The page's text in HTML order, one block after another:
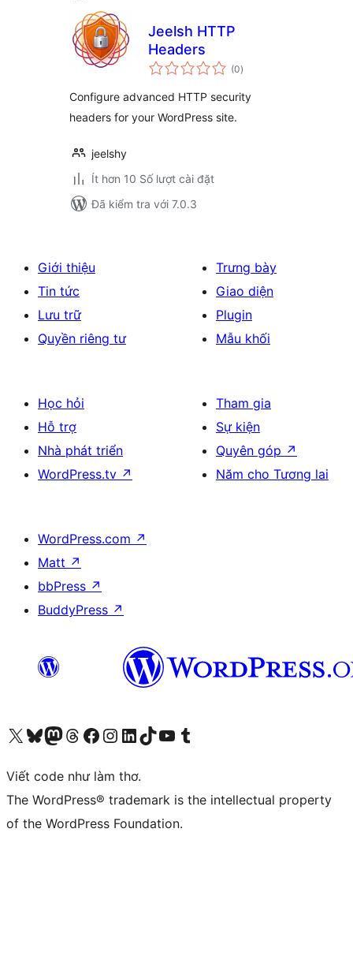
Jeelsh HTTP
Headers
(0tổng
đánh
)
Configure advanced HTTP security
headers for your WordPress site.
jeelshy
Ít hơn 10 Số lượt cài đặt
Đã kiểm tra với 7.0.3
Giới thiệu
Tin tức
Lưu trữ
Quyền riêng tư
Trưng bày
Giao diện
Plugin
Mẫu khối
Học hỏi
Hỗ trợ
Nhà phát triển
WordPress.tv ↗
Tham gia
Sự kiện
Quyên góp ↗
Năm cho Tương lai
WordPress.com ↗
Matt ↗
bbPress ↗
BuddyPress ↗
Truy cập tài khoản X (trước đây là Twitter) của chúng tôiVisit our Bluesky account
Visit our Mastodon account
Visit our Threads account
Xem trang Facebook của chúng tôiTruy cập tài khoản Instagram của chúng tôiTruy cập tài khoản LinkedIn của chúng tôiVisit our TikTok account
Truy cập kênh YouTube của chúng tôi Visit our Tumblr account
Viết code như làm thơ.
The WordPress® trademark is the intellectual property
of the WordPress Foundation.